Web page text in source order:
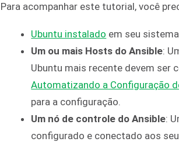
Para acompanhar este tutorial, você
Ubuntu instalado em seu
Um ou mais Hosts do Ansible:
Ubuntu mais recente devem ser
Automatizando a Configuração
para a configuração.
Um nó de controle do Ansible:
configurado e conectado aos